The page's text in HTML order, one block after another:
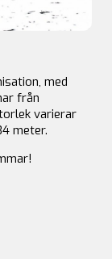
med
från
varierar
meter.